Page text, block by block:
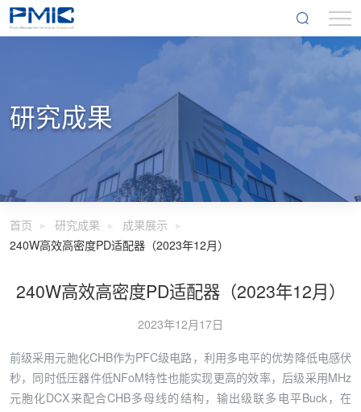
研究成果
首页 研究成果
成果展示
240W高效高密度PD适配器（2023年12月）
240W高效高密度PD适配器（2023年12月）
2023年12月17日
前级采用元胞化CHB作为PFC级电路，利用多电平的优势降低电感伏
秒，同时低压器件低NFoM特性也能实现更高的效率，后级采用MHz
元胞化DCX来配合CHB多母线的结构，输出级联多电平Buck，在